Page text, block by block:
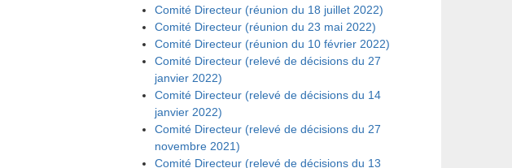
Comité Directeur (réunion du 18 juillet 2022)
Comité Directeur (réunion du 23 mai 2022)
Comité Directeur (réunion du 10 février 2022)
Comité Directeur (relevé de décisions du 27
janvier 2022)
Comité Directeur (relevé de décisions du 14
janvier 2022)
Comité Directeur (relevé de décisions du 27
novembre 2021)
Comité Directeur (relevé de décisions du 13